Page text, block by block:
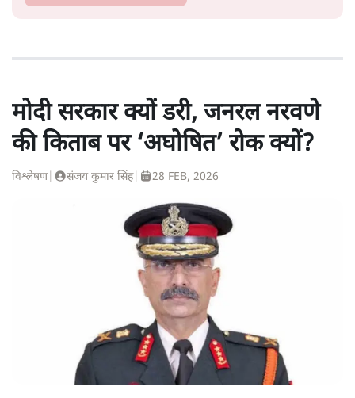
मोदी सरकार क्यों डरी, जनरल नरवणे
की किताब पर ‘अघोषित’ रोक क्यों?
विश्लेषण| संजय कुमार सिंह| 28 FEB, 2026